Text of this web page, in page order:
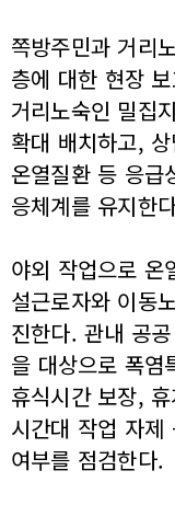
쪽방주민과 거리
층에 대한 현장
거리노숙인 밀집
확대 배치하고,
온열질환 등 응급
응체계를 유지한
야외 작업으로 온
설근로자와 이동
진한다. 관내 공
을 대상으로 폭염
휴식시간 보장,
시간대 작업 자제
여부를 점검한다.